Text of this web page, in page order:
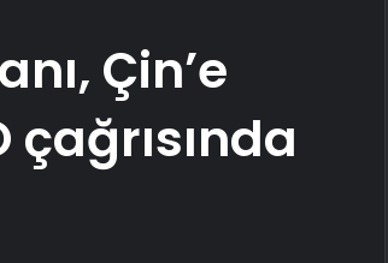
Çin’e
çağrısında